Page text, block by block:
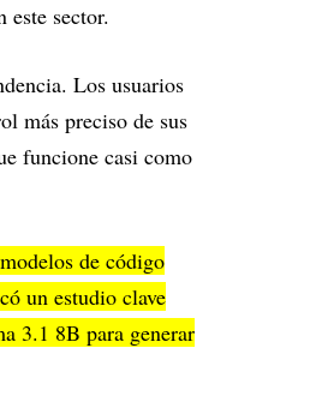
sector.
Los usuarios
más preciso de sus
funcione casi como
de código
un estudio clave
3.1 8B para generar